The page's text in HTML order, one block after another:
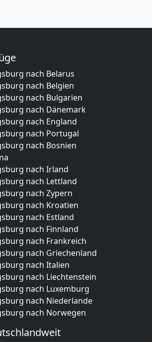
nach Belarus
nach Belgien
nach Bulgarien
nach Dänemark
nach England
nach Portugal
nach Bosnien
nach Irland
nach Lettland
nach Zypern
nach Kroatien
nach Estland
nach Finnland
nach Frankreich
nach Griechenland
nach Italien
nach Liechtenstein
nach Luxemburg
nach Niederlande
nach Norwegen